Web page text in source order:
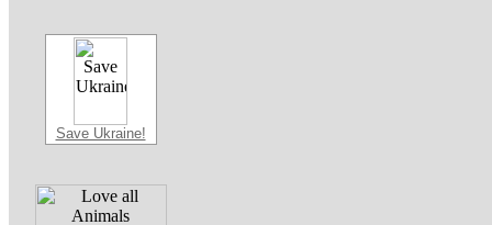
Save Ukraine!